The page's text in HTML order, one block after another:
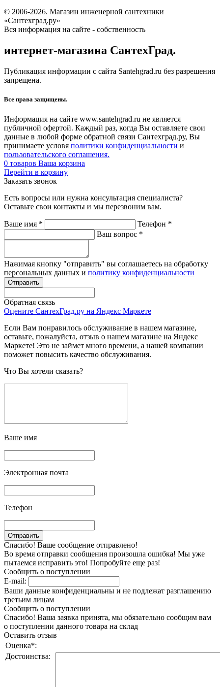
© 2006-2026. Магазин инженерной сантехники
«Сантехград.ру»
Вся информация на сайте - собственность
интернет-магазина СантехГрад.
Публикация информации с сайта Santehgrad.ru без разрешения
запрещена.
Все права защищены.
Информация на сайте www.santehgrad.ru не является
публичной офертой. Каждый раз, когда Вы оставляете свои
данные в любой форме обратной связи Сантехград.ру, Вы
принимаете условя политики конфиденциальности и
пользовательского соглашения.
0 товаров Ваша корзина
Перейти в корзину
Заказать звонок
Есть вопросы или нужна консультация специалиста?
Оставьте свои контакты и мы перезвоним вам.
Ваше имя * Телефон *
Ваш вопрос *
Нажимая кнопку "отправить" вы соглашаетесь на обработку
персональных данных и политику конфиденциальности
Обратная связь
Оцените СантехГрад.ру на Яндекс Маркете
Если Вам понравилось обслуживание в нашем магазине,
оставьте, пожалуйста, отзыв о нашем магазине на Яндекс
Маркете! Это не займет много времени, а нашей компании
поможет повысить качество обслуживания.
Что Вы хотели сказать?
Ваше имя
Электронная почта
Телефон
Спасибо! Ваше сообщение отправлено!
Во время отправки сообщения произошла ошибка! Мы уже
пытаемся исправить это! Попробуйте еще раз!
Сообщить о поступлении
E-mail:
Ваши данные конфиденциальны и не подлежат разглашению
третьим лицам
Сообщить о поступлении
Спасибо! Ваша заявка принята, мы обязательно сообщим вам
о поступлении данного товара на склад
Оставить отзыв
Оценка*:
Достоинства: